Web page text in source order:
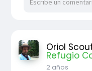
Oriol
Refugio
2 años